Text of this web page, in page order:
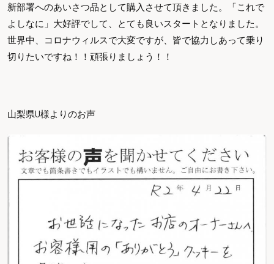
新部署へのあいさつ品として購入させて頂きました。「これで
よしなに」大好評でして、とても良いスタートとなりました。
世界中、コロナウィルスで大変ですが、皆で協力しあって乗り
切りたいですね！！頑張りましょう！！
山梨県U様よりのお声